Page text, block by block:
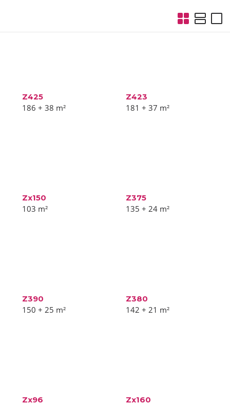
Z425
186 + 38 m²
Z423
181 + 37 m²
Zx150
103 m²
Z375
135 + 24 m²
Z390
150 + 25 m²
Z380
142 + 21 m²
Zx96 Zx160